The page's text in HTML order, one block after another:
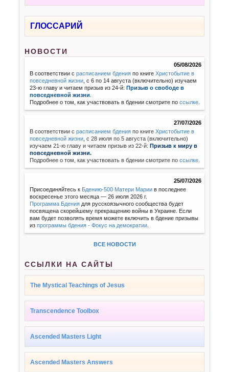
ГЛОССАРИЙ
НОВОСТИ
05/08/2026
В соответствии срасписанием бдения по книгеХристобытие в
повседневной жизни , с 6 по 14 августа (включительно) изучаем
23-ю главу и читаем призыв из 24-й:Призыв о свободе в
повседневной жизни
Подробнее о том, как участвовать в бдении смотрите поссылке
27/07/2026
В соответствии с расписанием бдения по книгеХристобытие в
повседневной жизни с 28 июля по 5 августа (включительно)
изучаем 21-ю главу и читаем призыв из 22-й:Призыв к миру в
повседневной жизни.
Подробнее о том, как участвовать в бдении смотрите поссылке
25/07/2026
Присоединяйтесь к Бдению-500 Матери Марии в последнее
воскресенье этого месяца — 26 июля 2026 г.
Программа Бдения для русскоязычного сообщества будет
посвящена скорейшему прекращению войны в Украине. Если
вам будет позволять время можете включить в бдение призывы
изпрограммы бдения - Фокус на демократии
ВСЕ НОВОСТИ
ССЫЛКИ НА САЙТЫ
The Mystical Teachings of Jesus
Transcendence Toolbox
Ascended Masters Light
Ascended Masters Answers